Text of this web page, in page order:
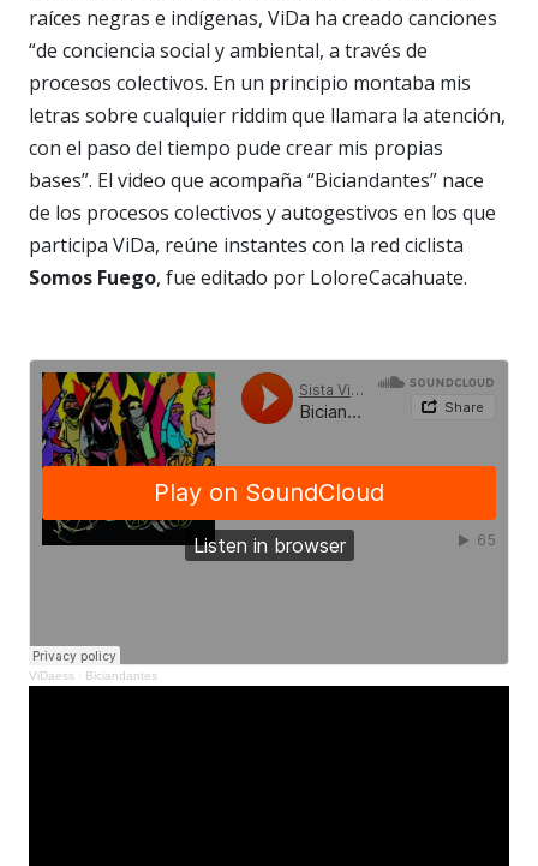
raíces negras e indígenas, ViDa ha creado canciones
“de conciencia social y ambiental, a través de
procesos colectivos. En un principio montaba mis
letras sobre cualquier riddim que llamara la atención,
con el paso del tiempo pude crear mis propias
bases”. El video que acompaña “Biciandantes” nace
de los procesos colectivos y autogestivos en los que
participa ViDa, reúne instantes con la red ciclista
Somos Fuego, fue editado por LoloreCacahuate.
ViDaess · Biciandantes